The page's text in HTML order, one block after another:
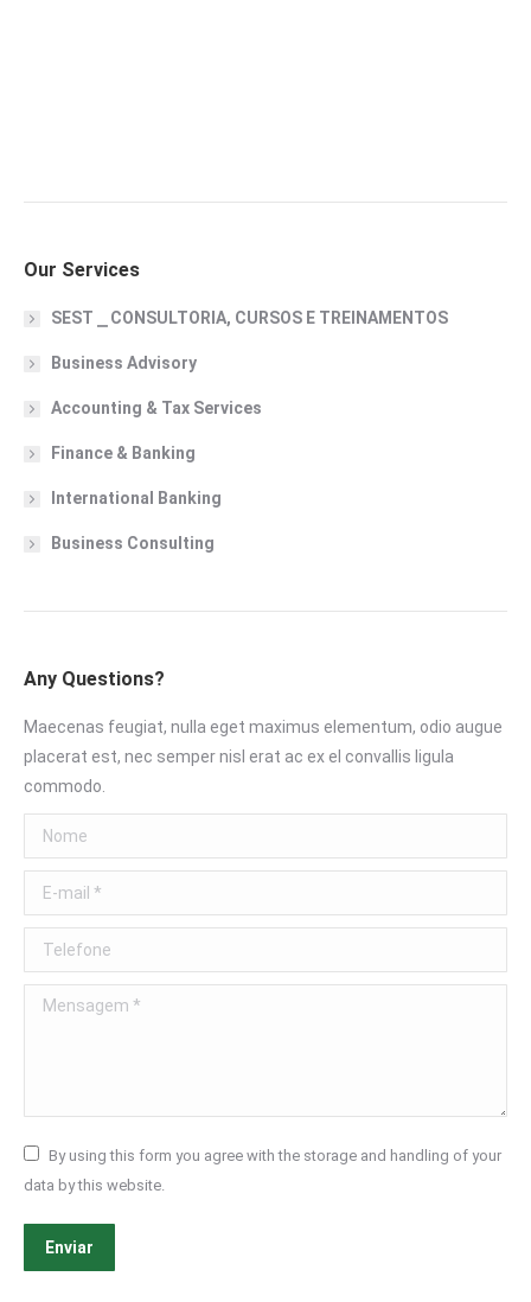
Our Services
SEST ⎯ CONSULTORIA, CURSOS E TREINAMENTOS
Business Advisory
Accounting & Tax Services
Finance & Banking
International Banking
Business Consulting
Any Questions?
Maecenas feugiat, nulla eget maximus elementum, odio augue
placerat est, nec semper nisl erat ac ex el convallis ligula
commodo.
Nome
E-mail *
Telefone
Mensagem *
By using this form you agree with the storage and handling of your
data by this website.
Enviar